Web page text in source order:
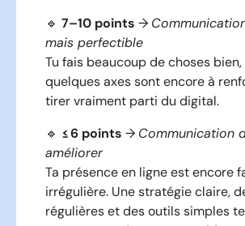
🔹 7–10 points →
mais perfectible
Tu fais beaucoup de choses
quelques axes sont encore à
tirer vraiment parti du digital.
🔹 ≤ 6 points → Communication
améliorer
Ta présence en ligne est encore
irrégulière. Une stratégie claire,
régulières et des outils simples te